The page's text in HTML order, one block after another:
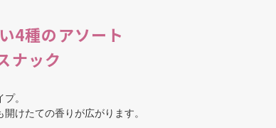
4種のアソート
ナック
。
けたての香りが広がります。